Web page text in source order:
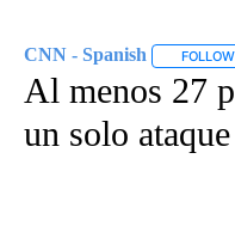
CNN - Spanish FOLLOW
Al menos 27
un solo